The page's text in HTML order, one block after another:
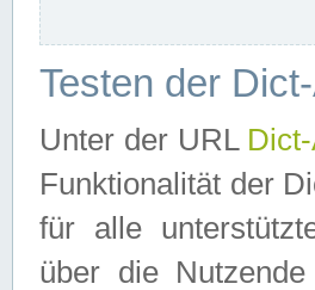
Testen der
Unter der URL
Funktionalität der
für alle
über die